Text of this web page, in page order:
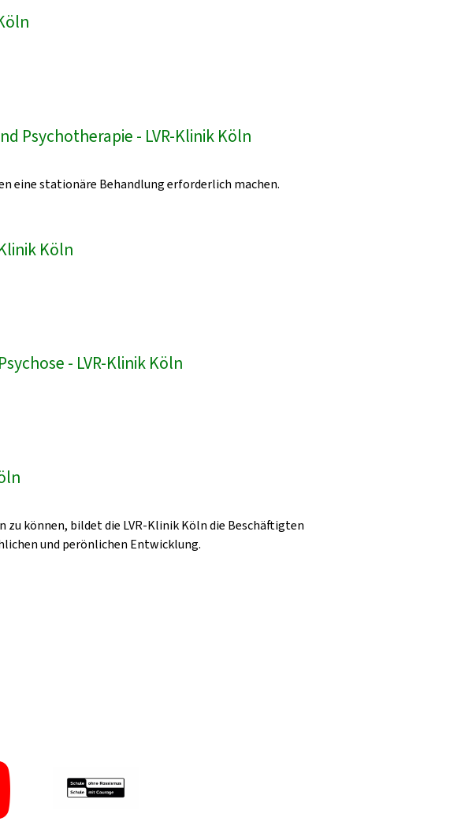
Psychotherapie - LVR-Klinik Köln
eine stationäre Behandlung erforderlich machen.
Köln
- LVR-Klinik Köln
können, bildet die LVR-Klinik Köln die Beschäftigten
und perönlichen Entwicklung.